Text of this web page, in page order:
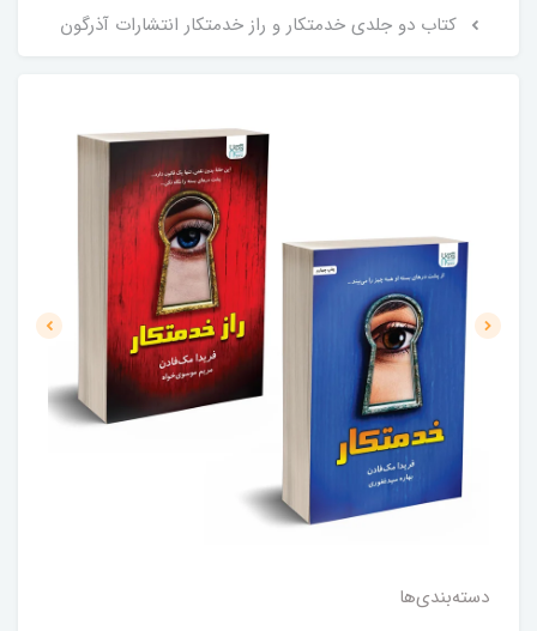
کتاب دو جلدی خدمتکار و راز خدمتکار انتشارات آذرگون
دسته‌بندی‌ها